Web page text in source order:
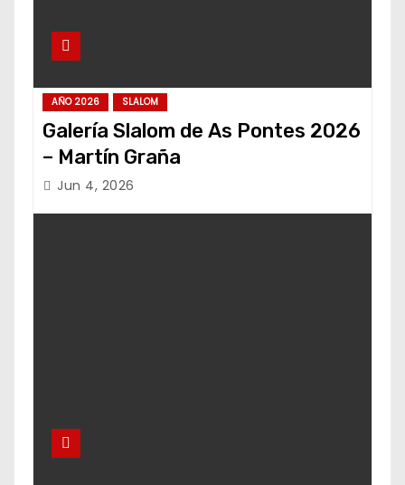
AÑO 2026 SLALOM
Galería Slalom de As Pontes 2026
– Martín Graña
Jun 4, 2026